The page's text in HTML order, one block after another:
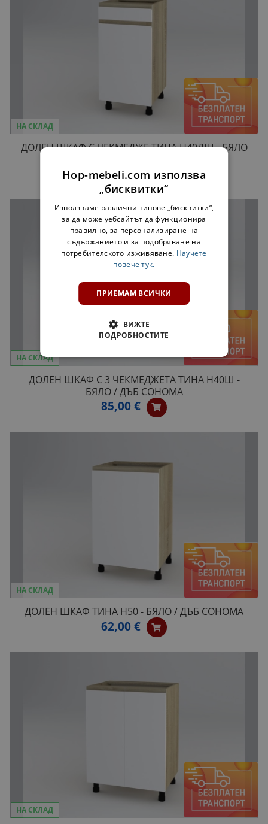
НА СКЛАД
ДОЛЕН ШКАФ С ЧЕКМЕДЖЕ ТИНА H40ДШ - БЯЛО
66,00 €
НА СКЛАД
ДОЛЕН ШКАФ С 3 ЧЕКМЕДЖЕТА ТИНА H40Ш -
БЯЛО / ДЪБ СОНОМА
85,00 €
НА СКЛАД
ДОЛЕН ШКАФ ТИНА H50 - БЯЛО / ДЪБ СОНОМА
62,00 €
НА СКЛАД
Hop-mebeli.com използва
„бисквитки“
Използваме различни типове „бисквитки“,
за да може уебсайтът да функционира
правилно, за персонализиране на
съдържанието и за подобряване на
потребителското изживяване. Научете
повече тук.
ПРИЕМАМ ВСИЧКИ
ВИЖТЕ
ПОДРОБНОСТИТЕ